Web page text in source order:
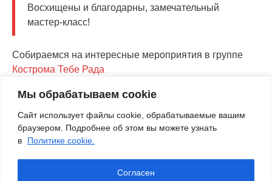
Мы обрабатываем cookie
Сайт использует файлы cookie, обрабатываемые вашим
браузером. Подробнее об этом вы можете узнать
в
Политике cookie.
Согласен
Восхищены и благодарны, замечательный
мастер-класс!
Собираемся на интересные мероприятия в группе
Кострома Тебе Рада
VKTwitter
Pinterest
Odnoklassniki
Mail.Ru
LiveJournal
Viber
КОСТРОМАТУРС